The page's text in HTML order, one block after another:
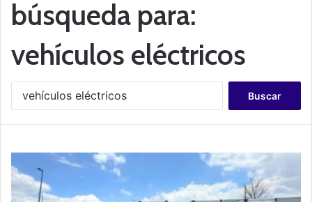
búsqueda para:
vehículos eléctricos
r
: